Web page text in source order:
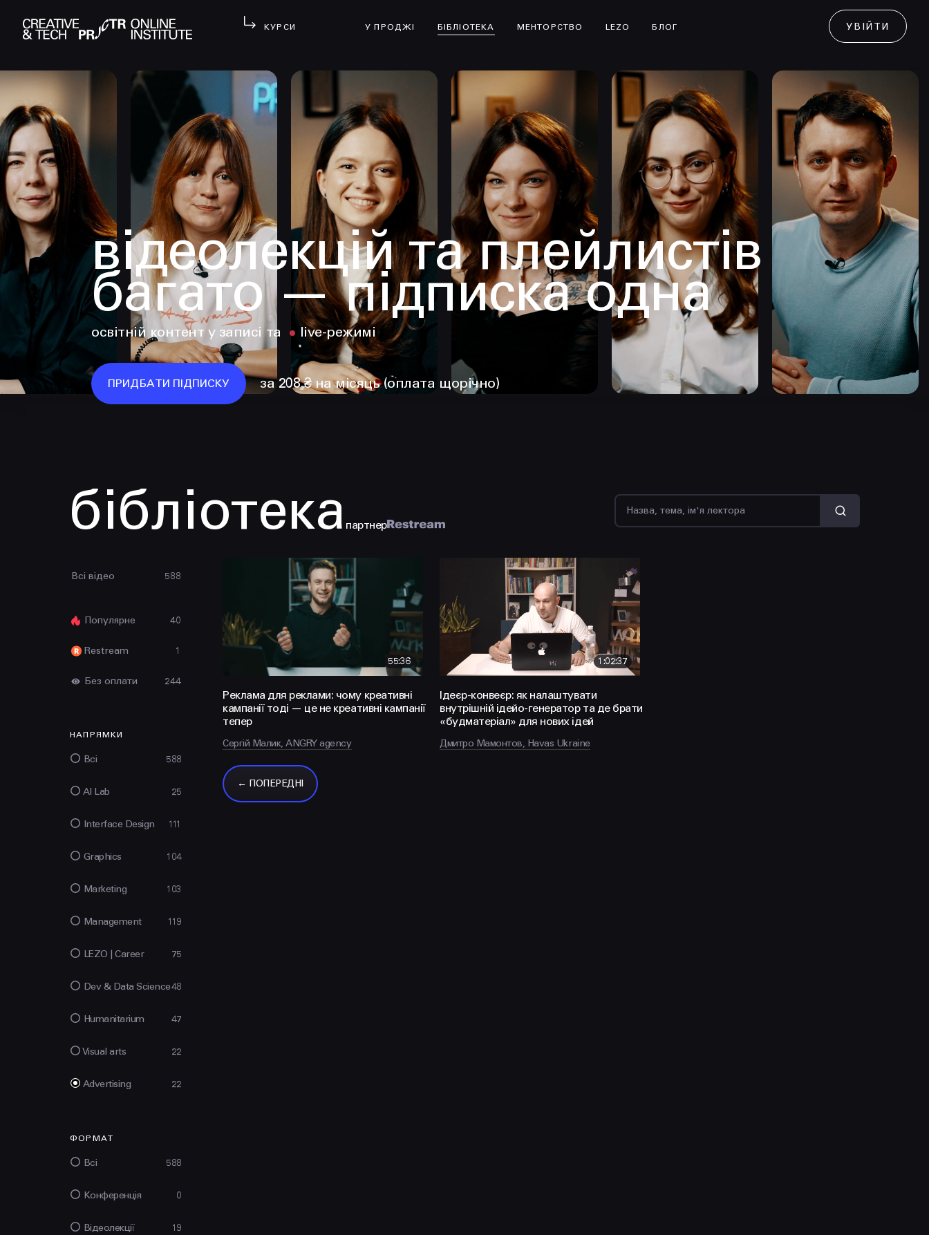
КУРСИ У ПРОДЖІ БІБЛІОТЕКА МЕНТОРСТВО LEZO БЛОГ УВІЙТИ
відеолекцій та плейлистів
багато — підписка одна
освітній контент у записі та live-режимі
ПРИДБАТИ ПІДПИСКУ за 208 ₴ на місяць (оплата щорічно)
бібліотека партнер
Всі відео 588
Популярне 40
Restream 1
Без оплати 244
НАПРЯМКИ
Всі 588
AI Lab 25
Interface Design 111
Graphics 104
Marketing 103
Management 119
LEZO | Сareer 75
Dev & Data Science48
Humanitarium 47
Visual arts 22
Advertising 22
ФОРМАТ
Всі 588
Конференція 0
Відеолекції 19
55:36
Реклама для реклами: чому креативні
кампанії тоді — це не креативні кампанії
тепер
Сергій Малик, ANGRY agency
1:02:37
Ідеєр-конвеєр: як налаштувати
внутрішній ідейо-генератор та де брати
«будматеріал» для нових ідей
Дмитро Мамонтов, Havas Ukraine
← ПОПЕРЕДНІ